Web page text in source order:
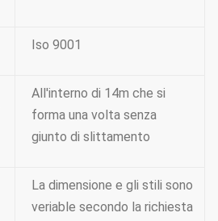
Iso 9001
All'interno di 14m che si
forma una volta senza
giunto di slittamento
La dimensione e gli stili sono
veriable secondo la richiesta